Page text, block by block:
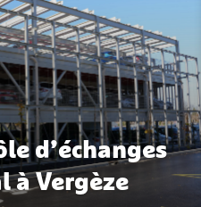
d’échanges
Vergèze